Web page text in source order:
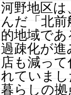
河野地区は
んだ「北前
的地域で
過疎化が進
店も減っ
れていま
暮らしの